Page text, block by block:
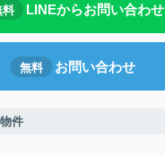
料 LINEからお問い合わせ
無料 お問い合わせ
件